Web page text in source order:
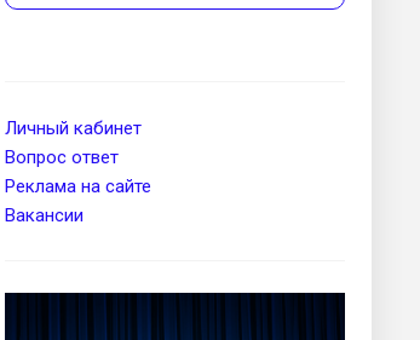
Личный кабинет
Вопрос ответ
Реклама на сайте
Вакансии